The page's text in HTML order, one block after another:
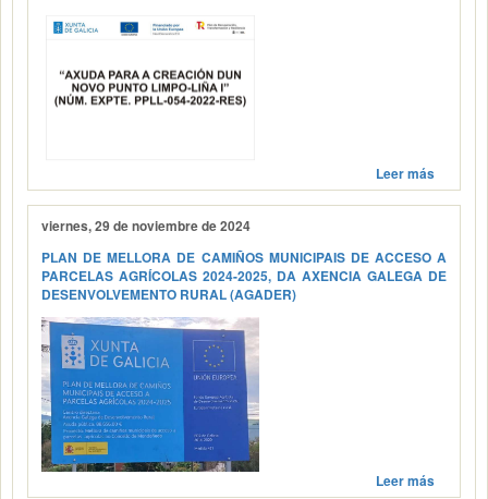
Leer más
viernes, 29 de noviembre de 2024
PLAN DE MELLORA DE CAMIÑOS MUNICIPAIS DE ACCESO A
PARCELAS AGRÍCOLAS 2024-2025, DA AXENCIA GALEGA DE
DESENVOLVEMENTO RURAL (AGADER)
Leer más